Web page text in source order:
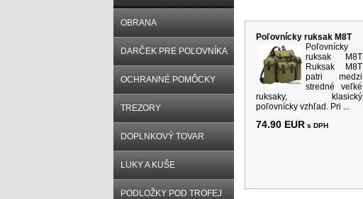
OBRANA
DARČEK PRE POĽOVNÍKA
OCHRANNÉ POMÔCKY
TREZORY
DOPLNKOVÝ TOVAR
LUKY A KUŠE
PODLOŽKY POD TROFEJ
Poľovnícky ruksak M8T
Poľovnícky
ruksak M8T
Ruksak M8T
patri medzi
stredné veľké
ruksaky, klasický
poľovnícky vzhľad. Pri ...
74.90 EUR s DPH